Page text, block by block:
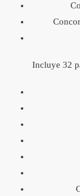
Incluye 32